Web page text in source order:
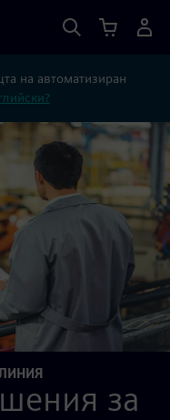
на автоматизиран
за